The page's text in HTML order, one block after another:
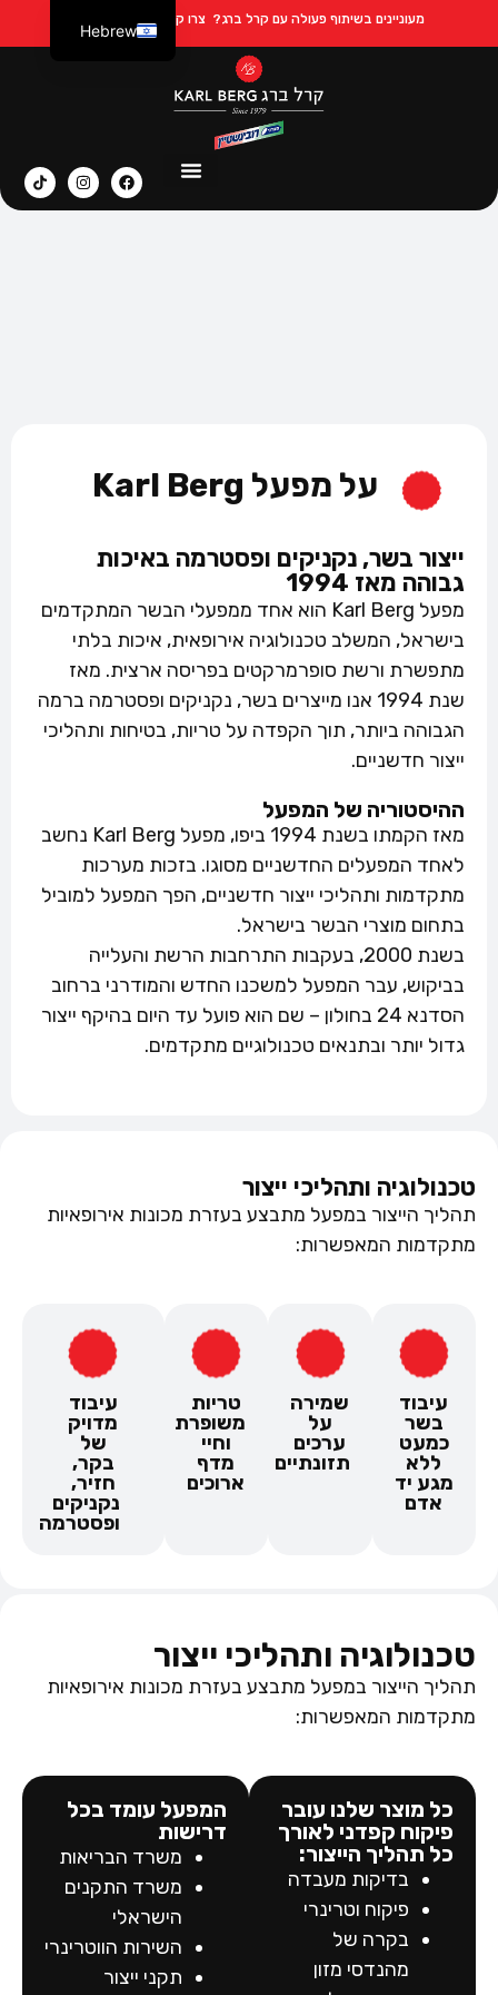
מעוניינים בשיתוף פעולה עם קרל ברג? צרו קשר ב Whatsapp
על מפעל Karl Berg
ייצור בשר, נקניקים ופסטרמה באיכות
גבוהה מאז 1994
מפעל Karl Berg הוא אחד ממפעלי הבשר המתקדמים
בישראל, המשלב טכנולוגיה אירופאית, איכות בלתי
מתפשרת ורשת סופרמרקטים בפריסה ארצית. מאז
שנת 1994 אנו מייצרים בשר, נקניקים ופסטרמה ברמה
הגבוהה ביותר, תוך הקפדה על טריות, בטיחות ותהליכי
ייצור חדשניים.
ההיסטוריה של המפעל
מאז הקמתו בשנת 1994 ביפו, מפעל Karl Berg נחשב
לאחד המפעלים החדשניים מסוגו. בזכות מערכות
מתקדמות ותהליכי ייצור חדשניים, הפך המפעל למוביל
בתחום מוצרי הבשר בישראל.
בשנת 2000, בעקבות התרחבות הרשת והעלייה
בביקוש, עבר המפעל למשכנו החדש והמודרני ברחוב
הסדנא 24 בחולון – שם הוא פועל עד היום בהיקף ייצור
גדול יותר ובתנאים טכנולוגיים מתקדמים.
טכנולוגיה ותהליכי ייצור
תהליך הייצור במפעל מתבצע בעזרת מכונות אירופאיות
מתקדמות המאפשרות:
עיבוד
בשר
כמעט
ללא
מגע יד
אדם
שמירה
על
ערכים
תזונתיים
טריות
משופרת
וחיי
מדף
ארוכים
עיבוד
מדויק
של
בקר,
חזיר,
נקניקים
ופסטרמה
טכנולוגיה ותהליכי ייצור
תהליך הייצור במפעל מתבצע בעזרת מכונות אירופאיות
מתקדמות המאפשרות:
כל מוצר שלנו עובר
פיקוח קפדני לאורך
כל תהליך הייצור:
בדיקות מעבדה
פיקוח וטרינרי
בקרה של
מהנדסי מזון
המפעל עומד בכל
דרישות
משרד הבריאות
משרד התקנים
הישראלי
השירות הווטרינרי
תקני ייצור
Hebrew